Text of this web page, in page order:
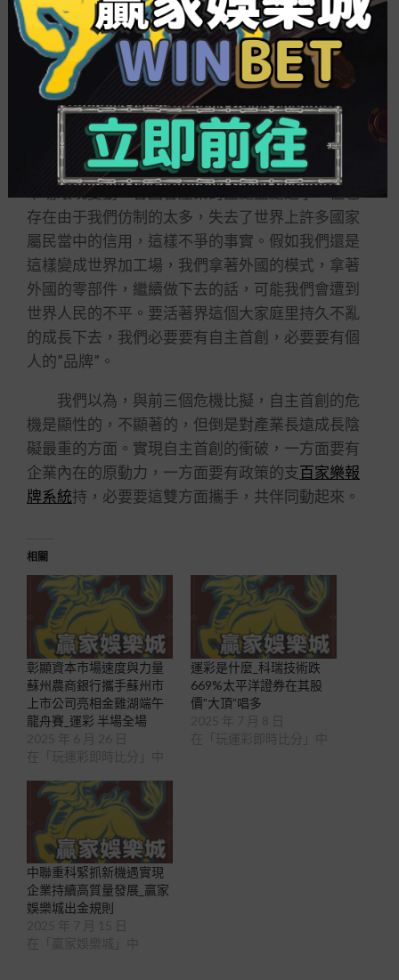
我國的工程機器產業是從引進、消化、吸引成
長而來的，部門企業在培育自主首創本事實現衝破
方面有一定先進，但從整個產業來看，自主首創的
本事仍需大幅度提高。
當前的世界輿論要求中國的產物從制造向創建
轉變，自金融危機爆發以來，中國企業遇到海外市
場關于常識產權等投訴的訟事越來越多。這此中有
市場環境變動，各國各產業的益處益處之爭，但也
存在由于我們仿制的太多，失去了世界上許多國家
屬民當中的信用，這樣不爭的事實。假如我們還是
這樣變成世界加工場，我們拿著外國的模式，拿著
外國的零部件，繼續做下去的話，可能我們會遭到
世界人民的不平。要活著界這個大家庭里持久不亂
的成長下去，我們必要要有自主首創，必要要有個
人的”品牌”。
我們以為，與前三個危機比擬，自主首創的危
機是顯性的，不顯著的，但倒是對產業長遠成長陰
礙最重的方面。實現自主首創的衝破，一方面要有
企業內在的原動力，一方面要有政策的支百家樂報
牌系統持，必要要這雙方面攜手，共伴同動起來。
相關
彰顯資本市場速度與力量
蘇州農商銀行攜手蘇州市
上市公司亮相金雞湖端午
龍舟賽_運彩 半場全場
運彩是什麼_科瑞技術跌
669%太平洋證券在其股
價”大頂”唱多
中聯重科緊抓新機遇實現
企業持續高質量發展_贏家
娛樂城出金規則